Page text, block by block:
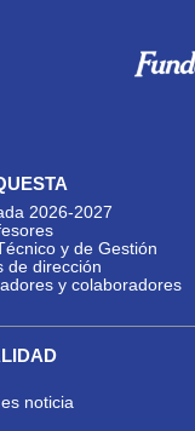
2026-2027
y de Gestión
de dirección
y colaboradores
noticia